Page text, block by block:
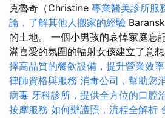
克魯奇（Christine 專業醫美診所服
論，了解其他人搬家的經驗
的土地。 一個小男孩的哀悼家庭忘
滿喜愛的氛圍的輻射女孩建立了意
擇高品質的餐飲設備，提升營業效率
律師資格與服務 消毒公司，幫助您
病毒 牙科診所，提供全方位的口腔
按摩服務 如何辦護照，流程全解析